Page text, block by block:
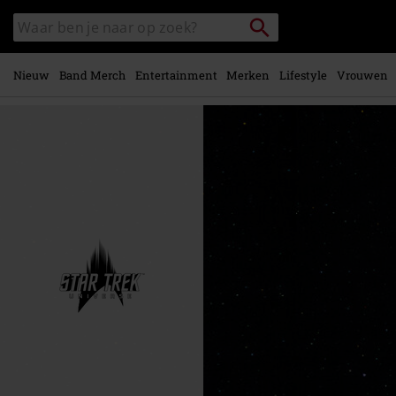
naar
hoofdinhoud
Zoek
in
catalogus
Packstation
zoeken
Nieuw Band Merch Entertainment Merken Lifestyle Vrouwen